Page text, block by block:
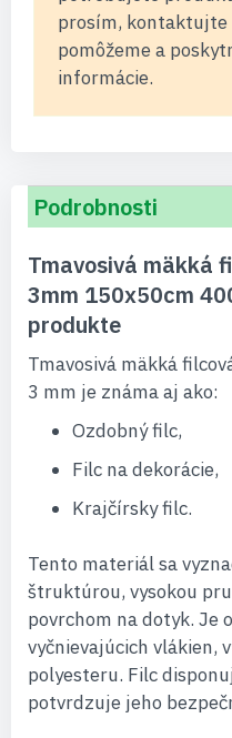
prosím, kontaktujte
pomôžeme a
informácie.
Podrobnosti
Tmavosivá mäkká
3mm 150x50cm
produkte
Tmavosivá mäkká
3 mm je známa aj ako:
Ozdobný filc,
Filc na dekorácie,
Krajčírsky filc.
Tento materiál sa
štruktúrou, vysokou
povrchom na dotyk. Je
vyčnievajúcich vlákien,
polyesteru. Filc
potvrdzuje jeho